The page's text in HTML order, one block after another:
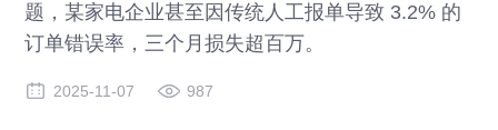
题，某家电企业甚至因传统人工报单导致 3.2% 的
订单错误率，三个月损失超百万。
2025-11-07 987